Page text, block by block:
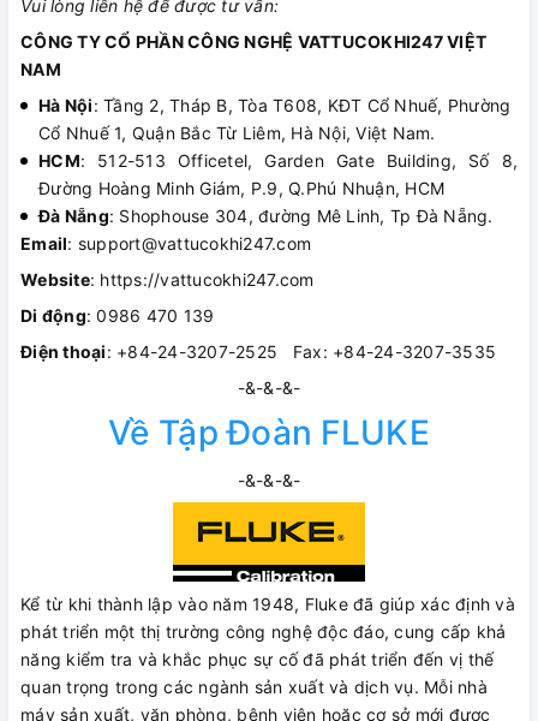
Vui lòng liên hệ để được tư vấn:
CÔNG TY CỔ PHẦN CÔNG NGHỆ VATTUCOKHI247 VIỆT
NAM
Hà Nội: Tầng 2, Tháp B, Tòa T608, KĐT Cổ Nhuế, Phường
Cổ Nhuế 1, Quận Bắc Từ Liêm, Hà Nội, Việt Nam.
HCM: 512-513 Officetel, Garden Gate Building, Số 8,
Đường Hoàng Minh Giám, P.9, Q.Phú Nhuận, HCM
Đà Nẵng: Shophouse 304, đường Mê Linh, Tp Đà Nẵng.
Email: support@vattucokhi247.com
Website: https://vattucokhi247.com
Di động: 0986 470 139
Điện thoại: +84-24-3207-2525 Fax: +84-24-3207-3535
-&-&-&-
Về Tập Đoàn FLUKE
-&-&-&-
Kể từ khi thành lập vào năm 1948, Fluke đã giúp xác định và
phát triển một thị trường công nghệ độc đáo, cung cấp khả
năng kiểm tra và khắc phục sự cố đã phát triển đến vị thế
quan trọng trong các ngành sản xuất và dịch vụ. Mỗi nhà
máy sản xuất, văn phòng, bệnh viện hoặc cơ sở mới được